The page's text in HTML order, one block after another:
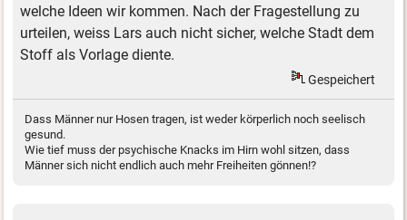
welche Ideen wir kommen. Nach der Fragestellung zu
urteilen, weiss Lars auch nicht sicher, welche Stadt dem
Stoff als Vorlage diente.
Gespeichert
Dass Männer nur Hosen tragen, ist weder körperlich noch seelisch
gesund.
Wie tief muss der psychische Knacks im Hirn wohl sitzen, dass
Männer sich nicht endlich auch mehr Freiheiten gönnen!?